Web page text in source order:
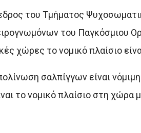
του Τμήματος
του Παγκόσμιου
χώρες το νομικό πλαίσιο
σαλπίγγων είναι
το νομικό πλαίσιο στη χώρα